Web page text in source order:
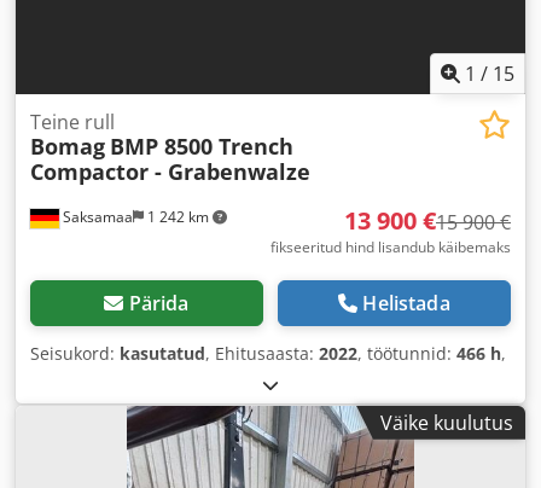
1 / 15
Saksamaa 1 242 km
Teine rull
Bomag BMP 8500 Trench
Compactor - Grabenwalze
13 900 €15 900 €
fikseeritud hind lisandub käibemaks
Pärida Helistada
Seisukord: kasutatud, Ehitusaasta: 2022, töötunnid: 466 h,
Väike kuulutus